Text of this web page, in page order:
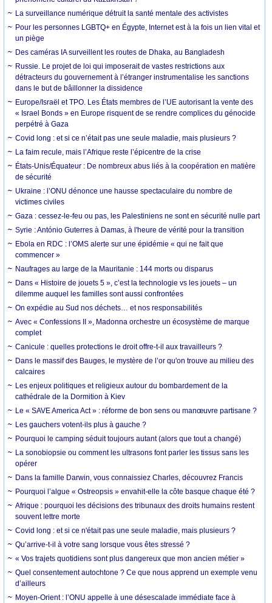
La surveillance numérique détruit la santé mentale des activistes
Pour les personnes LGBTQ+ en Égypte, Internet est à la fois un lien vital et
un piège
Des caméras IA surveillent les routes de Dhaka, au Bangladesh
Russie. Le projet de loi qui imposerait de vastes restrictions aux
détracteurs du gouvernement à l’étranger instrumentalise les sanctions
dans le but de bâillonner la dissidence
Europe/Israël et TPO. Les États membres de l’UE autorisant la vente des
« Israel Bonds » en Europe risquent de se rendre complices du génocide
perpétré à Gaza
Covid long : et si ce n’était pas une seule maladie, mais plusieurs ?
La faim recule, mais l’Afrique reste l’épicentre de la crise
États-Unis/Équateur : De nombreux abus liés à la coopération en matière
de sécurité
Ukraine : l’ONU dénonce une hausse spectaculaire du nombre de
victimes civiles
Gaza : cessez-le-feu ou pas, les Palestiniens ne sont en sécurité nulle part
Syrie : António Guterres à Damas, à l'heure de vérité pour la transition
Ebola en RDC : l’OMS alerte sur une épidémie « qui ne fait que
commencer »
Naufrages au large de la Mauritanie : 144 morts ou disparus
Dans « Histoire de jouets 5 », c’est la technologie vs les jouets – un
dilemme auquel les familles sont aussi confrontées
On expédie au Sud nos déchets… et nos responsabilités
Avec « Confessions II », Madonna orchestre un écosystème de marque
complet
Canicule : quelles protections le droit offre-t-il aux travailleurs ?
Dans le massif des Bauges, le mystère de l’or qu'on trouve au milieu des
calcaires
Les enjeux politiques et religieux autour du bombardement de la
cathédrale de la Dormition à Kiev
Le « SAVE America Act » : réforme de bon sens ou manœuvre partisane ?
Les gauchers votent-ils plus à gauche ?
Pourquoi le camping séduit toujours autant (alors que tout a changé)
La sonobiopsie ou comment les ultrasons font parler les tissus sans les
opérer
Dans la famille Darwin, vous connaissiez Charles, découvrez Francis
Pourquoi l’algue « Ostreopsis » envahit-elle la côte basque chaque été ?
Afrique : pourquoi les décisions des tribunaux des droits humains restent
souvent lettre morte
Covid long : et si ce n'était pas une seule maladie, mais plusieurs ?
Qu’arrive-t-il à votre sang lorsque vous êtes stressé ?
« Vos trajets quotidiens sont plus dangereux que mon ancien métier »
Quel consentement autochtone ? Ce que nous apprend un exemple venu
d’ailleurs
Moyen-Orient : l’ONU appelle à une désescalade immédiate face à